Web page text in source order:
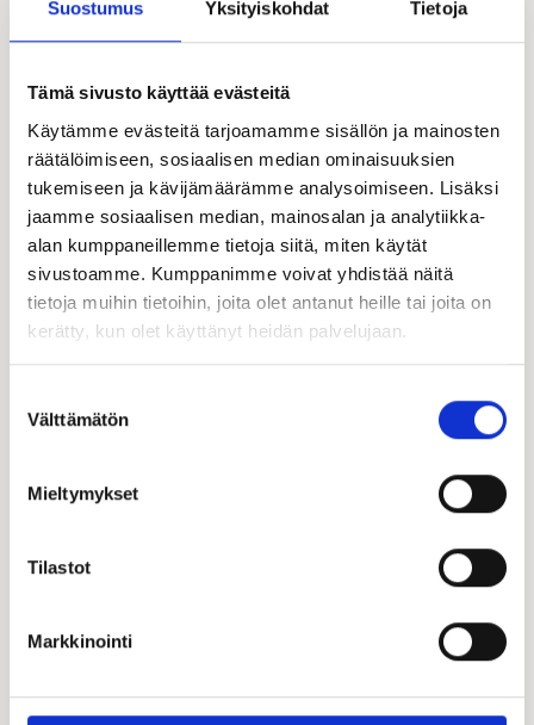
Suostumus Yksityiskohdat Tietoja
Tämä sivusto käyttää evästeitä
Käytämme evästeitä tarjoamamme sisällön ja mainosten
räätälöimiseen, sosiaalisen median ominaisuuksien
tukemiseen ja kävijämäärämme analysoimiseen. Lisäksi
jaamme sosiaalisen median, mainosalan ja analytiikka-
alan kumppaneillemme tietoja siitä, miten käytät
sivustoamme. Kumppanimme voivat yhdistää näitä
tietoja muihin tietoihin, joita olet antanut heille tai joita on
kerätty, kun olet käyttänyt heidän palvelujaan.
valinta
Välttämätön
Mieltymykset
Tilastot
Markkinointi